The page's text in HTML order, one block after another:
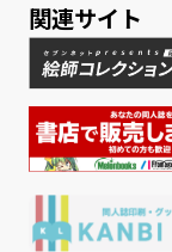
関連サイト